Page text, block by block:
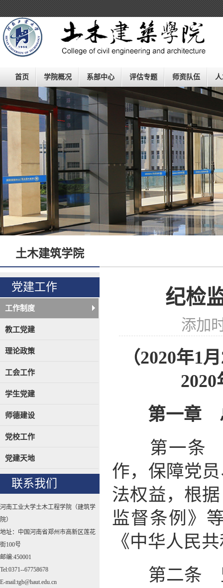
欢迎进入河南工业大学土木工程学院 （建筑学院）！
首页 学院概况 系部中心 评估专题 师资队伍
土木建筑学院
党建工作
工作制度
教工党建
理论政策
工会工作
学生党建
师德建设
党校工作
党建天地
联系我们
河南工业大学土木工程学院（建筑学
院）
地址：中国河南省郑州市高新区莲花
街100号
邮编:450001
Tel:0371--67758678
E-mail:tgb@haut.edu.cn
纪检
添加
（2020年1
第一章
第一条 为
作，保障党
法权益，根
监督条例》
《中华人民
第二条 坚